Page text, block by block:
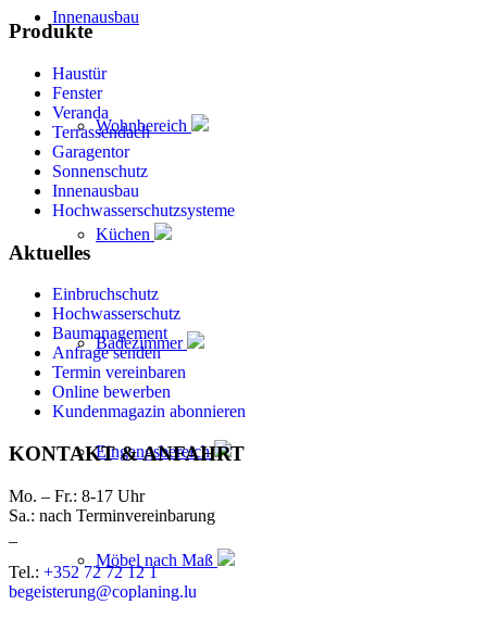
Innenausbau
Wohnbereich
Küchen
Badezimmer
Eingangsbereich
Möbel nach Maß
Produkte
Haustür
Fenster
Veranda
Terrassendach
Garagentor
Sonnenschutz
Innenausbau
Hochwasserschutzsysteme
Aktuelles
Einbruchschutz
Hochwasserschutz
Baumanagement
Anfrage senden
Termin vereinbaren
Online bewerben
Kundenmagazin abonnieren
KONTAKT & ANFAHRT
Mo. – Fr.: 8-17 Uhr
Sa.: nach Terminvereinbarung
Tel.: +352 72 72 12 1
begeisterung@coplaning.lu